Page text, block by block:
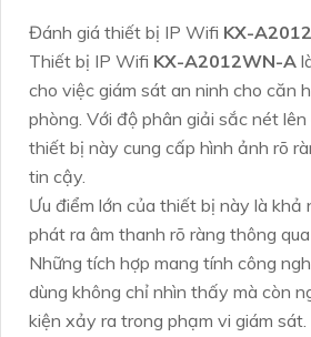
Đánh giá thiết bị IP Wifi KX-
Thiết bị IP Wifi KX-A2012WN-A
cho việc giám sát an ninh cho căn
phòng. Với độ phân giải sắc nét
thiết bị này cung cấp hình ảnh rõ
tin cậy.
Ưu điểm lớn của thiết bị này là khả
phát ra âm thanh rõ ràng thông
Những tích hợp mang tính công
dùng không chỉ nhìn thấy mà còn
kiện xảy ra trong phạm vi giám sát.